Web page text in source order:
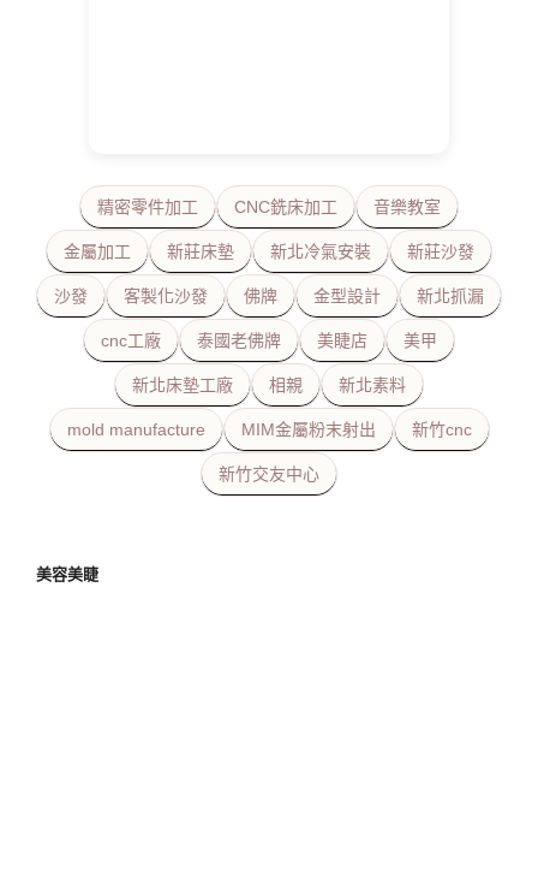
精密零件加工 CNC銑床加工 音樂教室
金屬加工 新莊床墊 新北冷氣安裝 新莊沙發
沙發 客製化沙發 佛牌 金型設計 新北抓漏
cnc工廠 泰國老佛牌 美睫店 美甲
新北床墊工廠 相親 新北素料
mold manufacture MIM金屬粉末射出 新竹cnc
新竹交友中心
美容美睫